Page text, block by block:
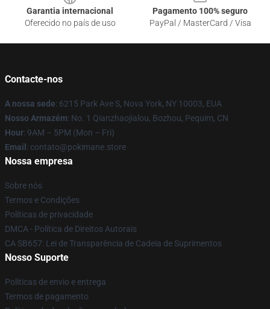
Garantia internacional
Oferecido no país de uso
Pagamento 100% seguro
PayPal / MasterCard / Visa
Contacte-nos
A nossa sede: 6215 Park Ave S, Nova York, NY 10003, EUA
Nosso Armazém: No. 1 Qianzhaojialou, Bozhou, Pequim, CN
Hour: 9AM – 5PM (Mon – Fri)
Email : contato@pokimane.store
Nossa empresa
Sobre nós
Termos e Condições
Políticas de privacidade
DMCA - Política de Direitos Autorais
CA SB657: Lei de Transparência de Cadeia de Suprimentos
Nosso Suporte
Políticas de envio e entrega
Termos de pagamento